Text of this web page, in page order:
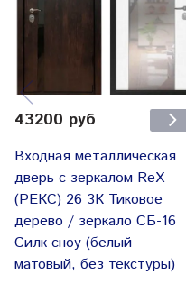
43200 руб
Входная металлическая
дверь с зеркалом ReX
(РЕКС) 26 3К Тиковое
дерево / зеркало СБ-16
Силк сноу (белый
матовый, без текстуры)